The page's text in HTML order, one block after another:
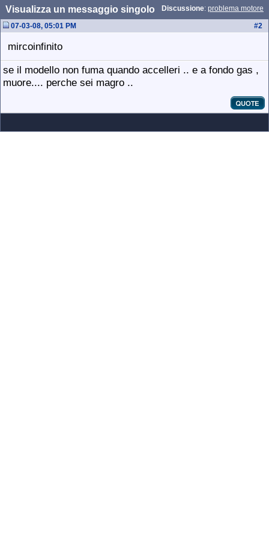
Discussione: problema motore
Visualizza un messaggio singolo
#2
07-03-08, 05:01 PM
mircoinfinito
se il modello non fuma quando accelleri .. e a fondo gas ,
muore.... perche sei magro ..